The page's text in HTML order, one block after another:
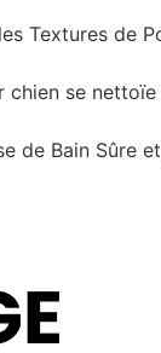
Textures de
se nettoïe
de Bain Sûre